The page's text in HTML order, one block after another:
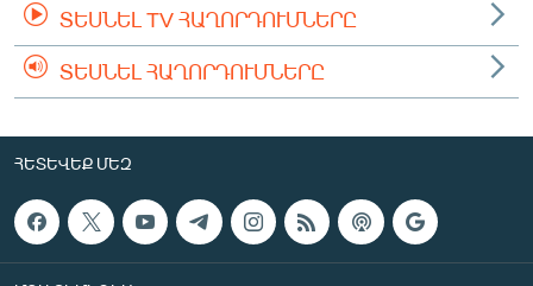
ՏԵՍՆԵԼ TV ՀԱՂՈՐԴՈՒՄՆԵՐԸ
ՏԵՍՆԵԼ ՀԱՂՈՐԴՈՒՄՆԵՐԸ
ՀԵՏԵՎԵՔ ՄԵԶ